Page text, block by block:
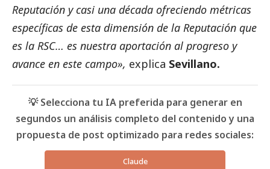
Reputación y casi una década ofreciendo métricas
específicas de esta dimensión de la Reputación que
es la RSC… es nuestra aportación al progreso y
avance en este campo», explica Sevillano.
💡 Selecciona tu IA preferida para generar en
segundos un análisis completo del contenido y una
propuesta de post optimizado para redes sociales:
Claude